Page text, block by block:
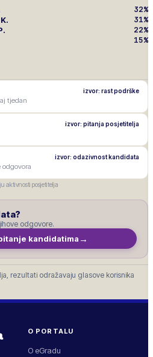
32%
31%
22%
15%
izvor: rast podrške
tjedan
izvor: pitanja posjetitelja
izvor: odazivnost kandidata
odgovora
aktivnosti posjetitelja
odgovore.
kandidatima →
rezultati odražavaju glasove korisnika
O PORTALU
O eGradu